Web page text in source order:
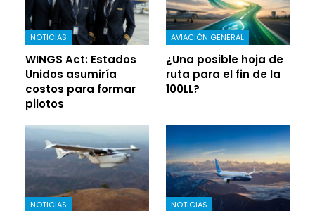
NOTICIAS
WINGS Act: Estados
Unidos asumiría
costos para formar
pilotos
AVIACIÓN GENERAL
¿Una posible hoja de
ruta para el fin de la
100LL?
NOTICIAS NOTICIAS